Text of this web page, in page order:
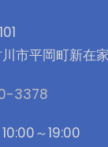
市平岡町新在
3378
～19:00